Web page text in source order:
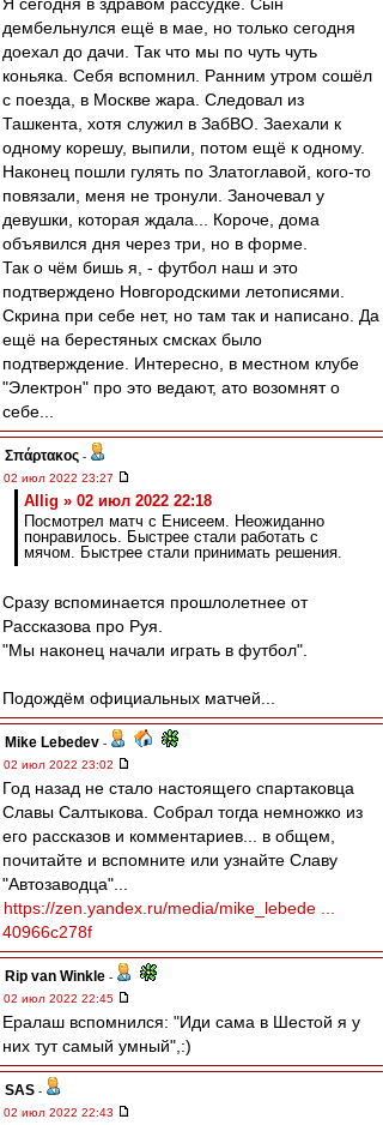
дембельнулся ещё в мае, но только сегодня
доехал до дачи. Так что мы по чуть чуть
коньяка. Себя вспомнил. Ранним утром сошёл
с поезда, в Москве жара. Следовал из
Ташкента, хотя служил в ЗабВО. Заехали к
одному корешу, выпили, потом ещё к одному.
Наконец пошли гулять по Златоглавой, кого-то
повязали, меня не тронули. Заночевал у
девушки, которая ждала... Короче, дома
объявился дня через три, но в форме.
Так о чём бишь я, - футбол наш и это
подтверждено Новгородскими летописями.
Скрина при себе нет, но там так и написано. Да
ещё на берестяных смсках было
подтверждение. Интересно, в местном клубе
"Электрон" про это ведают, ато возомнят о
себе...
Σπάρτακος -
02 июл 2022 23:27
Allig » 02 июл 2022 22:18
Посмотрел матч с Енисеем. Неожиданно
понравилось. Быстрее стали работать с
мячом. Быстрее стали принимать решения.
Сразу вспоминается прошлолетнее от
Рассказова про Руя.
"Мы наконец начали играть в футбол".
Подождём официальных матчей...
Mike Lebedev -
02 июл 2022 23:02
Год назад не стало настоящего спартаковца
Славы Салтыкова. Собрал тогда немножко из
его рассказов и комментариев... в общем,
почитайте и вспомните или узнайте Славу
"Автозаводца"...
https://zen.yandex.ru/media/mike_lebede ...
40966c278f
Rip van Winkle -
02 июл 2022 22:45
Ералаш вспомнился: "Иди сама в Шестой я у
них тут самый умный",:)
SAS -
02 июл 2022 22:43